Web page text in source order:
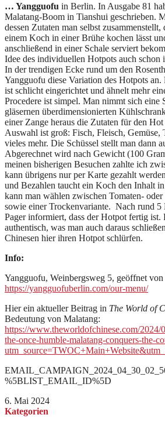
… Yangguofu in Berlin. In Ausgabe 81
Malatang-Boom in Tianshui geschrieben.
dessen Zutaten man selbst
einem Koch in einer Brühe kochen lässt
anschließend in einer Schale serviert
Idee des individuellen Hotpots auch schon
In der trendigen Ecke rund um den
Yangguofu diese Variation des Hotpots an.
ist schlicht eingerichtet und ähnelt mehr
Procedere ist simpel. Man nimmt sich eine
gläsernen überdimensionierten
einer Zange heraus die Zutaten für den
Auswahl ist groß: Fisch, Fleisch, Gemüse,
vieles mehr. Die Schüssel stellt man dann
Abgerechnet wird nach Gewicht (100
meinen bisherigen Besuchen zahlte ich
kann übrigens nur per Karte gezahlt
und Bezahlen taucht ein Koch den Inhalt
kann man wählen zwischen Tomaten-
sowie einer Trockenvariante. Nach rund
Pager informiert, dass der Hotpot fertig ist.
authentisch, was man auch daraus
Chinesen hier ihren Hotpot schlürfen.
Info:
Yangguofu, Weinbergsweg 5, geöffnet
https://yangguofuberlin.com/our-menu/
Hier ein aktueller Beitrag in The World of
Bedeutung von Malatang:
https://www.theworldofchinese.com/2024/
the-once-humble-malatang-conquers-the-
%5BLIST_EMAIL_ID%5D
6. Mai 2024
Kategorien